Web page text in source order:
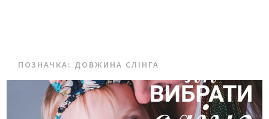
ПОЗНАЧКА: ДОВЖИНА СЛІНГА